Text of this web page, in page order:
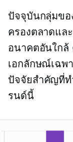
ปัจจุบันกลุ่มขอ
ครองตลาดแล
อนาคตอันใกล้
เอกลักษณ์เฉพ
ปัจจัยสำคัญที่ท
รนด์นี้